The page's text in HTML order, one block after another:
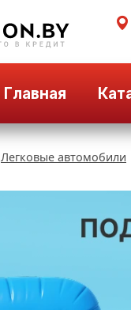
Главная
Легковые автомобили